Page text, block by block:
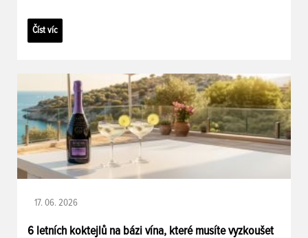
Číst víc
17. 06. 2026
6 letních koktejlů na bázi vína, které musíte vyzkoušet